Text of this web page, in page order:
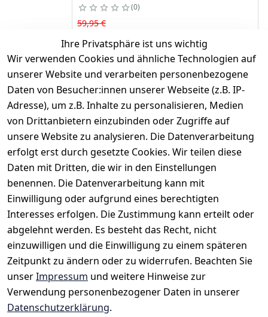
0
59,95 €
Olymp
*inkl. ges. MwStzzgl.Versandkosten
1
Ihre Privatsphäre ist uns wichtig
Wir verwenden Cookies und ähnliche Technologien auf
unserer Website und verarbeiten personenbezogene
Daten von Besucher:innen unserer Webseite (z.B. IP-
Adresse), um z.B. Inhalte zu personalisieren, Medien
von Drittanbietern einzubinden oder Zugriffe auf
unsere Website zu analysieren. Die Datenverarbeitung
erfolgt erst durch gesetzte Cookies. Wir teilen diese
Daten mit Dritten, die wir in den Einstellungen
benennen. Die Datenverarbeitung kann mit
Einwilligung oder aufgrund eines berechtigten
Interesses erfolgen. Die Zustimmung kann erteilt oder
abgelehnt werden. Es besteht das Recht, nicht
einzuwilligen und die Einwilligung zu einem späteren
Zeitpunkt zu ändern oder zu widerrufen. Beachten Sie
unserImpressum und weitere Hinweise zur
Verwendung personenbezogener Daten in unserer
Datenschutzerklärung.
Rechtliches
AGB
Impressum
Datenschutze
rklärung
Widerrufsrec
ht
Kontakt
Kontakt
Registrieren